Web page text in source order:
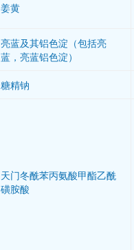
姜黄
亮蓝及其铝色淀（包括亮
蓝，亮蓝铝色淀）
糖精钠
天门冬酰苯丙氨酸甲酯乙酰
磺胺酸